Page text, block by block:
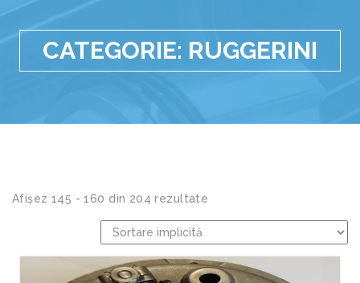
CATEGORIE: RUGGERINI
Afișez 145 - 160 din 204 rezultate